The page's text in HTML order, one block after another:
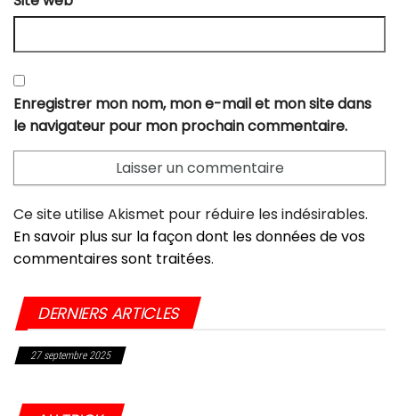
Enregistrer mon nom, mon e-mail et mon site dans
le navigateur pour mon prochain commentaire.
Ce site utilise Akismet pour réduire les indésirables.
En savoir plus sur la façon dont les données de vos
commentaires sont traitées.
DERNIERS ARTICLES
27 septembre 2025
aux USA